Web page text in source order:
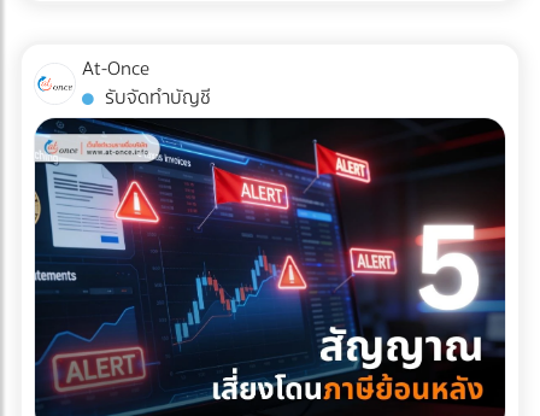
บริษัทรับติดตั้งโซลาร์เซลล์อุตสาหกรรมชั้นนำของประเทศไทยได้
ฟรีที่ At-once แพลตฟอร์มที่เชื่อมโยงธุรกิจ B2B ให้เจอกับพาร์ท
เนอร์ตัวจริง ช่วยให้โรงงานของคุณเดินหน้าต่อได้อย่างมั่นคง
และไม่มีวันสะดุด!
บริการขนส่ง (3PL) ระดับพรีเมียมที่จะมาดูแลสินค้าหลักล้านของ
คุณ ควรต้องมีคุณสมบัติและเทคโนโลยีที่ออกแบบมาเพื่อการ
แพทย์โดยเฉพาะ ดังนี้: รถขนส่งระบบกันสะเทือนแบบถุงลม (Air-
Ride Suspension): นี่คือหัวใจสำคัญ! ต้องใช้รถบรรทุกที่ติดตั้ง
ช่วงล่างแบบถุงลมเท่านั้น เพื่อดูดซับแรงสั่นสะเทือนและแรง
กระแทกจากพื้นถนนให้เหลือน้อยที่สุด คุ้มครองเซนเซอร์ภายใน
เครื่องจักรให้อยู่ในสภาพ 100% บริการ White Glove Service:
การขนส่งระดับนี้ไม่ได้จบแค่การดรอปของไว้หน้าประตูโรง
พยาบาล แต่ทีมขนส่งต้องมีความเชี่ยวชาญในการแกะกล่อง
(Unpacking) นำเครื่องมือเข้าไปติดตั้งยังห้องปฏิบัติการที่ซับ
ซ้อน และจัดการนำขยะบรรจุภัณฑ์กลับไปทิ้งอย่างถูกวิธี
มาตรฐานคุณภาพระดับสากล (Certifications): พาร์ทเนอร์ด้าน
Agencies) และขายห้องพักแบบ "รายวัน" ซึ่งไม่ตอบโจทย์ชาว
Nomad ที่ต้องการพำนักระยะยาว (1-6 เดือน) หากคุณเป็น
เจ้าของโรงแรมหรือผู้บริหารที่ต้องการเพิ่ม Occupancy Rate
โดยเฉพาะในช่วง Low Season นี่คือจังหวะทองในการปรับ
กลยุทธ์ครับ ทำไมการตลาดแบบเดิมถึงปิดการขายกลุ่ม Nomad
ไม่ได้? พฤติกรรมการจองที่พักของกลุ่ม Digital Nomad นั้นต่าง
จากนักท่องเที่ยวทั่วไปอย่างสิ้นเชิง พวกเขาไม่ได้มองหาสระว่าย
น้ำสวยๆ หรืออาหารเช้าแบบบุฟเฟต์เป็นอันดับแรก แต่พวกเขา
กำลังมองหา "ออฟฟิศส่วนตัวที่พักผ่อนได้" 3 กลยุทธ์เปลี่ยน
โรงแรมให้เป็น Nomad Hub ที่ทำกำไรสูงสุด หากต้องการดึงดูด
ลูกค้ากลุ่มนี้ให้ยอมจ่ายเงินหลักหมื่นถึงหลักแสนเพื่อเข้าพักระยะ
ยาว คุณต้องปรับแต่งการนำเสนอใหม่ ดังนี้: 1. สร้าง Landing
At-Once
รับจัดทำบัญชี